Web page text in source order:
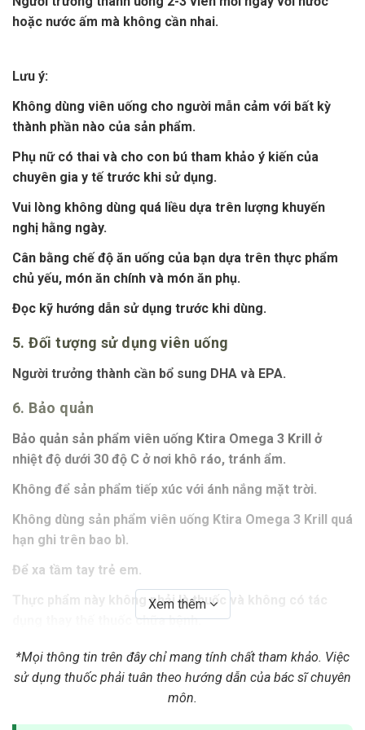
hoặc nước ấm mà không cần nhai.
Lưu ý:
Không dùng viên uống cho người mẫn cảm với bất kỳ
thành phần nào của sản phẩm.
Phụ nữ có thai và cho con bú tham khảo ý kiến của
chuyên gia y tế trước khi sử dụng.
Vui lòng không dùng quá liều dựa trên lượng khuyến
nghị hằng ngày.
Cân bằng chế độ ăn uống của bạn dựa trên thực phẩm
chủ yếu, món ăn chính và món ăn phụ.
Đọc kỹ hướng dẫn sử dụng trước khi dùng.
5. Đối tượng sử dụng viên uống
Người trưởng thành cần bổ sung DHA và EPA.
6. Bảo quản
Bảo quản sản phẩm viên uống Ktira Omega 3 Krill ở
nhiệt độ dưới 30 độ C ở nơi khô ráo, tránh ẩm.
Không để sản phẩm tiếp xúc với ánh nắng mặt trời.
Không dùng sản phẩm viên uống Ktira Omega 3 Krill quá
hạn ghi trên bao bì.
Để xa tầm tay trẻ em.
Thực phẩm này không phải là thuốc và không có tác
dụng thay thế thuốc chữa bệnh.
7. Mua sản phẩm Ktira Omega 3 Krill ở đâu?
Hiện nay, sản phẩm Ktira Omega 3 Krill là sản phẩm hỗ
trợ bảo vệ sức khoẻ, tuy nhiên bạn cần nói rõ các triệu
chứng để được nhân viên y tế tư vấn và hỗ trợ. Sản
Xem thêm
*Mọi thông tin trên đây chỉ mang tính chất tham khảo. Việc
sử dụng thuốc phải tuân theo hướng dẫn của bác sĩ chuyên
môn.